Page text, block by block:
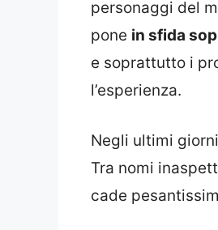
personaggi del
pone in sfida
e soprattutto i
l’esperienza.
Negli ultimi
Tra nomi
cade